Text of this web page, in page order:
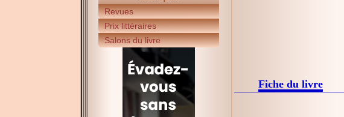
Revues
Prix littéraires
Salons du livre
Fiche du livre